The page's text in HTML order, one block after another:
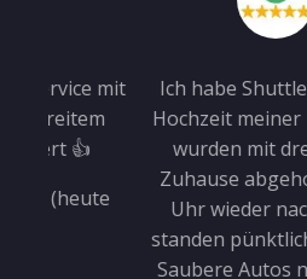
Ich habe Shuttle4You als
Hochzeit meiner Tochter
wurden mit drei
Zuhause abgeholt und
Uhr wieder nach Hause
standen pünktlich
Saubere Autos nette